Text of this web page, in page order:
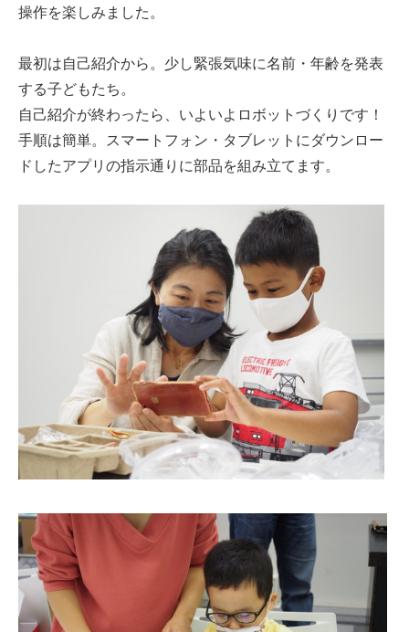
操作を楽しみました。
最初は自己紹介から。少し緊張気味に名前・年齢を発表
する子どもたち。
自己紹介が終わったら、いよいよロボットづくりです！
手順は簡単。スマートフォン・タブレットにダウンロー
ドしたアプリの指示通りに部品を組み立てます。